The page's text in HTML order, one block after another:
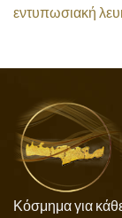
εντυπωσιακή
Κόσμημα για